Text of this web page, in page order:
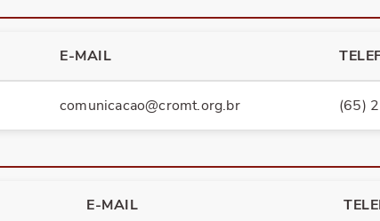
Consulta de Inscritos
Dados Estatísticos
E-MAIL
comunicacao@cromt.org.br (65)
E-MAIL